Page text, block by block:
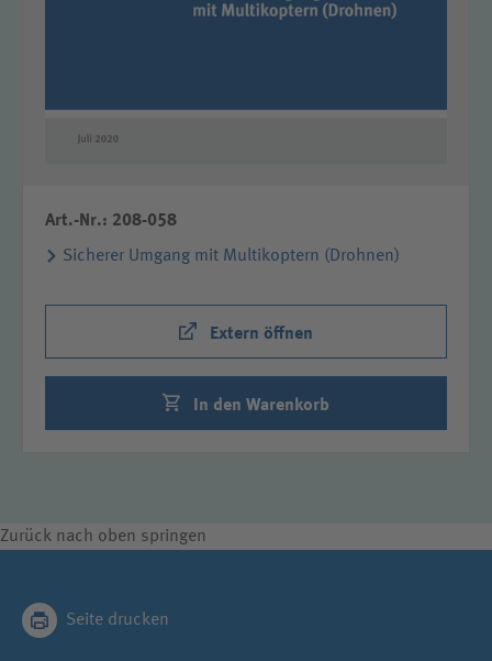
Art.-Nr.: 208-058
Sicherer Umgang mit Multikoptern (Drohnen)
Extern öffnen
In den Warenkorb
Zurück nach oben springen
Seite drucken